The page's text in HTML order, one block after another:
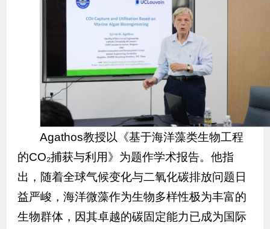
Agathos教授以《基于海洋藻类生物工程
的CO₂捕获与利用》为题作学术报告。他指
出，随着全球气候变化与二氧化碳排放问题日
益严峻，海洋微藻作为生物多样性极为丰富的
生物群体，因其卓越的碳固定能力已成为国际